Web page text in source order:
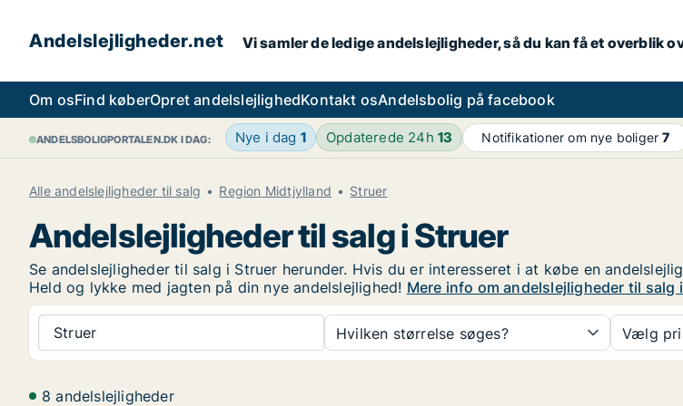
Andelslejligheder.net Vi samler de ledige andelslejligheder, så du kan få et overblik
Om osFind køberOpret andelslejlighedKontakt osAndelsbolig på facebook
ANDELSBOLIGPORTALEN.DK I DAG: Nye i dag 1 Opdaterede 24h13 Notifikationer om nye boliger7
Alle andelslejligheder til salg Region Midtjylland Struer
Andelslejligheder til salg i Struer
Se andelslejligheder til salg i Struer herunder. Hvis du er interesseret i at købe en
Held og lykke med jagten på din nye andelslejlighed! Mere info om andelslejligheder til salg
Struer Hvilken størrelse søges? Vælg
8 andelslejligheder